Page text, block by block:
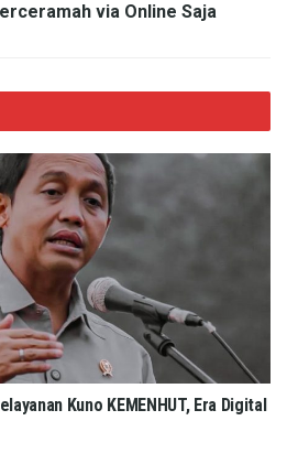
via Online Saja
Kuno KEMENHUT, Era Digital